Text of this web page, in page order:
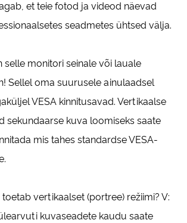
et teie fotod ja videod näevad
seadmetes ühtsed välja.
selle monitori seinale või lauale
Sellel oma suurusele ainulaadsel
VESA kinnitusavad. Vertikaalse
sekundaarse kuva loomiseks saate
mis tahes standardse VESA-
toetab vertikaalset (portree) režiimi? V:
kuvaseadete kaudu saate